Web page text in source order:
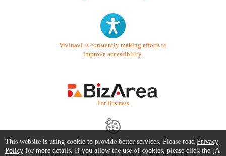
Vivinavi is constantly making efforts to
improve accessibility.
- For Business -
Contact Us Starter Guide
FAQ
This website is using cookie to provide better services. Please read Privacy
Policy for more details. If you allow the use of cookies, please click the [A